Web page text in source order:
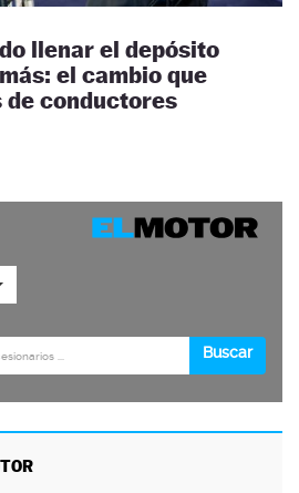
llenar el depósito
el cambio que
conductores